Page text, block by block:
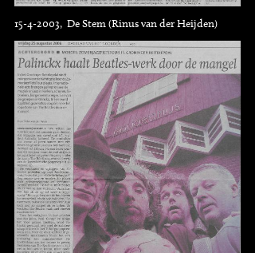
15-4-2003, De Stem (Rinus van der Heijden)